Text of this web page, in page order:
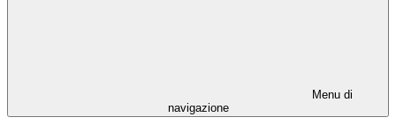
Menu di
navigazione